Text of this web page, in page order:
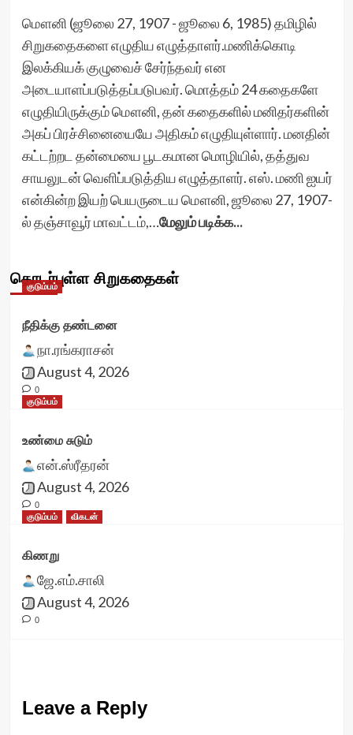
மௌனி (ஜூலை 27, 1907 - ஜூலை 6, 1985) தமிழில்
சிறுகதைகளை எழுதிய எழுத்தாளர்.மணிக்கொடி
இலக்கியக் குழுவைச் சேர்ந்தவர் என
அடையாளப்படுத்தப்படுபவர். மொத்தம் 24 கதைகளே
எழுதியிருக்கும் மௌனி, தன் கதைகளில் மனிதர்களின்
அகப் பிரச்சினையையே அதிகம் எழுதியுள்ளார். மனதின்
கட்டற்றட தன்மையை பூடகமான மொழியில், தத்துவ
சாயலுடன் வெளிப்படுத்திய எழுத்தாளர். எஸ். மணி ஐயர்
என்கின்ற இயற் பெயருடைய மௌனி, ஜூலை 27, 1907-
ல் தஞ்சாவூர் மாவட்டம்,…மேலும் படிக்க...
தொடர்புள்ள சிறுகதைகள்
குடும்பம்
நீதிக்கு தண்டனை
நா.ரங்கராசன்
August 4, 2026
0
குடும்பம்
உண்மை சுடும்
என்.ஸ்ரீதரன்
August 4, 2026
0
குடும்பம்
விகடன்
கிணறு
ஜே.எம்.சாலி
August 4, 2026
0
Leave a Reply